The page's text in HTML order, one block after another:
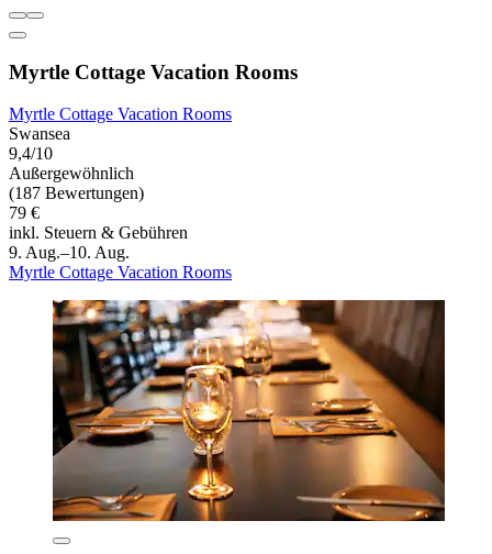
Myrtle Cottage Vacation Rooms
Myrtle Cottage Vacation Rooms
Swansea
9,4/10
Außergewöhnlich
(187 Bewertungen)
79 €
inkl. Steuern & Gebühren
9. Aug.–10. Aug.
Myrtle Cottage Vacation Rooms